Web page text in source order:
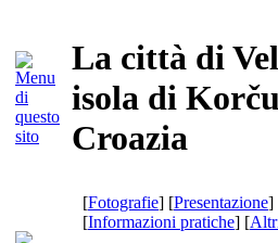
La città di
isola di
Croazia
[Fotografie] [Presentazione]
[Informazioni pratiche] [